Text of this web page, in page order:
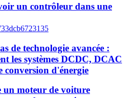
un contrôleur dans une
de technologie avancée :
les systèmes DCDC, DCAC
conversion d'énergie
un moteur de voiture